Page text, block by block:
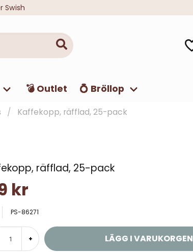
Swish
💣 Outlet 💍 Bröllop
Kaffekopp, räfflad, 25-pack
räfflad, 25-pack
kr
PS-86271
+ LÄGG I VARUKORGEN